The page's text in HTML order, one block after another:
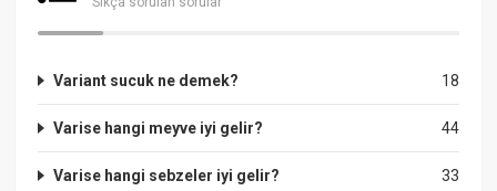
18
Variant sucuk ne demek?
44
Varise hangi meyve iyi gelir?
33
Varise hangi sebzeler iyi gelir?